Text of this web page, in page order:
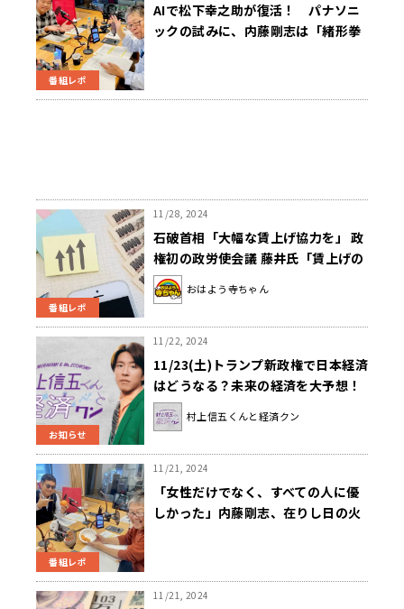
番組レポ
AIで松下幸之助が復活！ パナソニ
ックの試みに、内藤剛志は「緒形拳
番組レポ
11/28, 2024
石破首相「大幅な賃上げ協力を」 政
権初の政労使会議 藤井氏「賃上げの
機運を高めるのは大事は大事なんで
すけど……」
おはよう寺ちゃん
お知らせ
11/22, 2024
11/23(土)トランプ新政権で日本経済
はどうなる？未来の経済を大予想！
『村上信五くんと経済クン』
村上信五くんと経済クン
番組レポ
11/21, 2024
「女性だけでなく、すべての人に優
しかった」内藤剛志、在りし日の火
11/21, 2024